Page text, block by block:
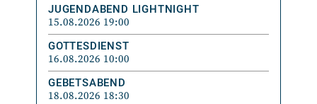
JUGENDABEND LIGHTNIGHT
15.08.2026 19:00
GOTTESDIENST
16.08.2026 10:00
GEBETSABEND
18.08.2026 18:30